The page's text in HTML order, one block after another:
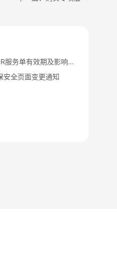
【2021年3月4日】MDR服务单有效期及影响通知
全页面变更通知